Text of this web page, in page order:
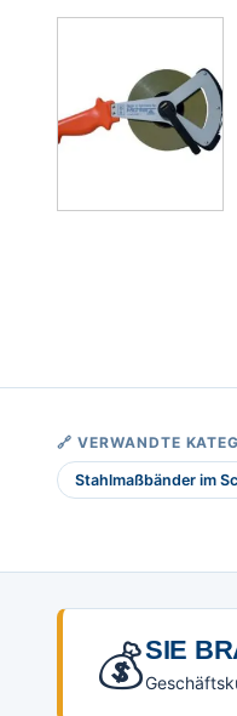
🔗 VERWANDTE
Stahlmaßbänder im
💰SIE